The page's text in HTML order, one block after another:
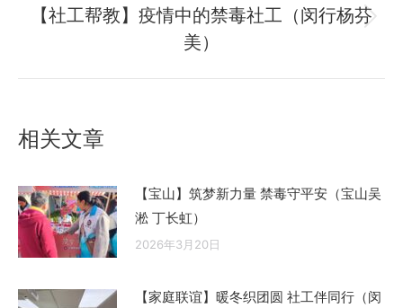
章：
未
来
的
【社工帮教】疫情中的禁毒社工（闵行杨芬
美）
相关文章
【宝山】筑梦新力量 禁毒守平安（宝山吴
淞 丁长虹）
2026年3月20日
【家庭联谊】暖冬织团圆 社工伴同行（闵